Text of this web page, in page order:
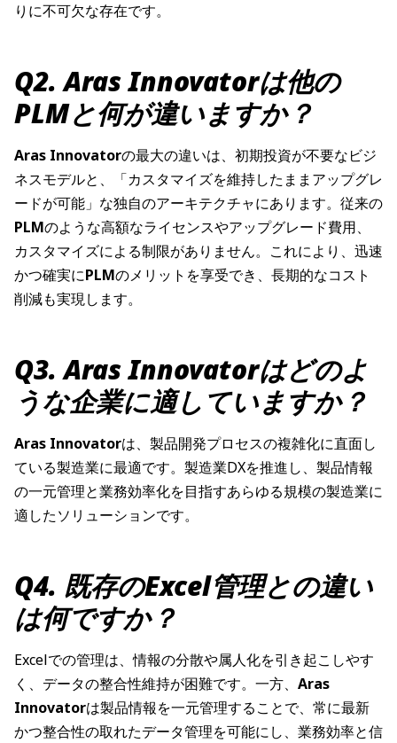
りに不可欠な存在です。
Q2. Aras Innovatorは他の
PLMと何が違いますか？
Aras Innovatorの最大の違いは、初期投資が不要なビジ
ネスモデルと、「カスタマイズを維持したままアップグレ
ードが可能」な独自のアーキテクチャにあります。従来の
PLMのような高額なライセンスやアップグレード費用、
カスタマイズによる制限がありません。これにより、迅速
かつ確実にPLMのメリットを享受でき、長期的なコスト
削減も実現します。
Q3. Aras Innovatorはどのよ
うな企業に適していますか？
Aras Innovatorは、製品開発プロセスの複雑化に直面し
ている製造業に最適です。製造業DXを推進し、製品情報
の一元管理と業務効率化を目指すあらゆる規模の製造業に
適したソリューションです。
Q4. 既存のExcel管理との違い
は何ですか？
Excelでの管理は、情報の分散や属人化を引き起こしやす
く、データの整合性維持が困難です。一方、 Aras
Innovatorは製品情報を一元管理することで、常に最新
かつ整合性の取れたデータ管理を可能にし、業務効率と信